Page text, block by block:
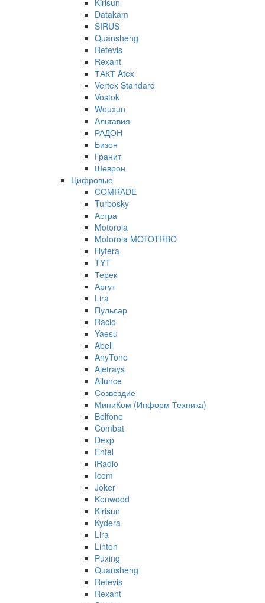
Datakam
SIRUS
Quansheng
Retevis
Rexant
ТАКТ Atex
Vertex Standard
Vostok
Wouxun
Альтавия
РАДОН
Бизон
Гранит
Шеврон
Цифровые
COMRADE
Turbosky
Астра
Motorola
Motorola MOTOTRBO
Hytera
TYT
Терек
Аргут
Lira
Пульсар
Racio
Yaesu
Abell
AnyTone
Ajetrays
Ailunce
Созвездие
МиниКом (Информ Техника)
Belfone
Combat
Dexp
Entel
iRadio
Icom
Joker
Kenwood
Kirisun
Kydera
Lira
Linton
Puxing
Quansheng
Retevis
Rexant